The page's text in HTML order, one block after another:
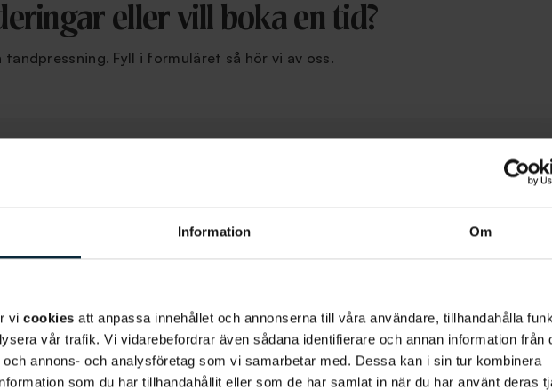
Information Om
vi cookies att anpassa innehållet och annonserna till våra användare, tillhandahålla
vår trafik. Vi vidarebefordrar även sådana identifierare och annan information från
annons- och analysföretag som vi samarbetar med. Dessa kan i sin tur kombinera
som du har tillhandahållit eller som de har samlat in när du har använt deras
eller vill boka en tid?
Fyll i formuläret så hör vi av oss.
Telefonnummer